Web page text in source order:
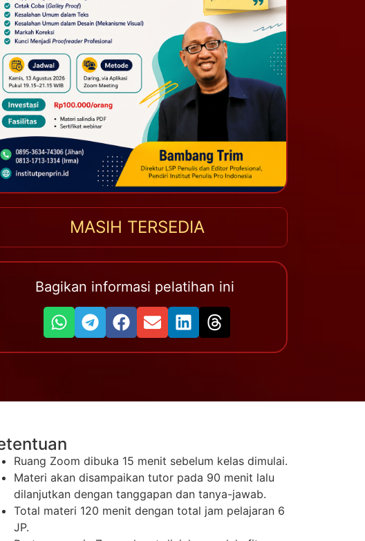
MASIH TERSEDIA
Bagikan informasi pelatihan ini
Ruang Zoom dibuka 15 menit sebelum kelas dimulai.
Materi akan disampaikan tutor pada 90 menit lalu
dilanjutkan dengan tanggapan dan tanya-jawab.
Total materi 120 menit dengan total jam pelajaran 6
JP.